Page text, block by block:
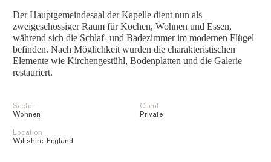
Der Hauptgemeindesaal der Kapelle dient nun als
zweigeschossiger Raum für Kochen, Wohnen und Essen,
während sich die Schlaf- und Badezimmer im modernen Flügel
befinden. Nach Möglichkeit wurden die charakteristischen
Elemente wie Kirchengestühl, Bodenplatten und die Galerie
restauriert.
Sector
Wohnen
Client
Private
Location
Wiltshire, England